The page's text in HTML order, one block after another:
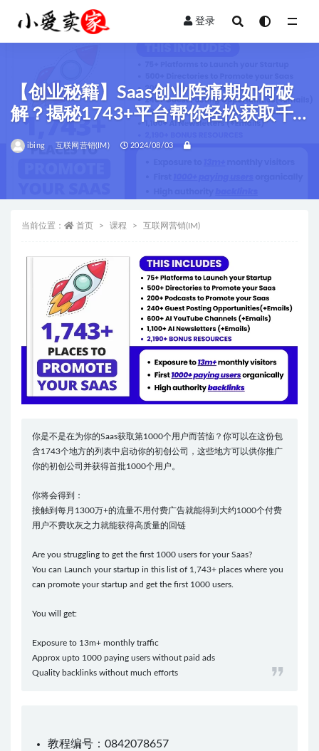
登录
【创业秘籍】Saas创业阵痛期如何破
解？揭秘1743+平台帮你轻松获取千
位用户！
ibing 互联网营销(IM) 2024/08/03
当前位置： 首页 课程 互联网营销(IM)
你是不是在为你的Saas获取第1000个用户而苦恼？你可以在这份包
含1743个地方的列表中启动你的初创公司，这些地方可以供你推广
你的初创公司并获得首批1000个用户。
你将会得到：
接触到每月1300万+的流量不用付费广告就能得到大约1000个付费
用户不费吹灰之力就能获得高质量的回链
Are you struggling to get the first 1000 users for your Saas?
You can Launch your startup in this list of 1,743+ places where you
can promote your startup and get the first 1000 users.
You will get:
Exposure to 13m+ monthly traffic
Approx upto 1000 paying users without paid ads
Quality backlinks without much efforts
教程编号：0842078657